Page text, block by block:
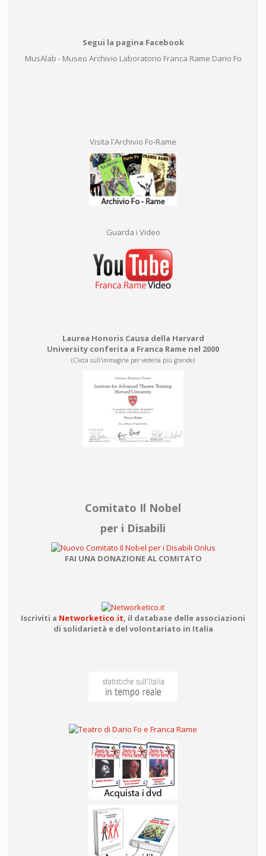
Segui la pagina Facebook
MusAlab - Museo Archivio Laboratorio Franca Rame Dario Fo
Visita l'Archivio Fo-Rame
Guarda i Video
Laurea Honoris Causa della Harvard
University conferita a Franca Rame nel 2000
(Clicca sull'immagine per vederla più grande)
Comitato Il Nobel
per i Disabili
FAI UNA DONAZIONE AL COMITATO
Iscriviti a Networketico.it, il database delle associazioni
di solidarietà e del volontariato in Italia